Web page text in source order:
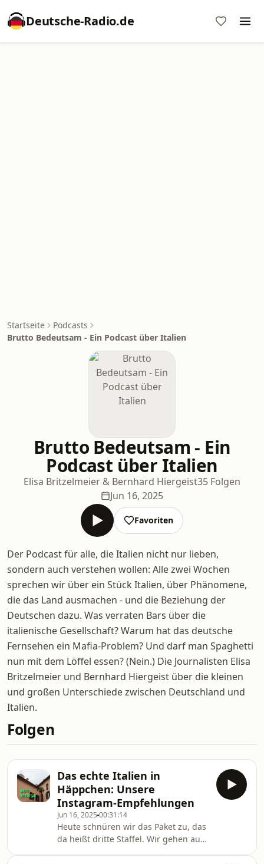
Deutsche-Radio.de
Startseite
Podcasts
Brutto Bedeutsam - Ein Podcast über Italien
Brutto Bedeutsam - Ein
Podcast über Italien
Elisa Britzelmeier & Bernhard Hiergeist35 Folgen
Jun 16, 2025
Favoriten
Der Podcast für alle, die Italien nicht nur lieben,
sondern auch verstehen wollen: Alle zwei Wochen
sprechen wir über ein Stück Italien, über Phänomene,
die das Land ausmachen - und die Beziehung der
Deutschen dazu. Was verraten Bars über die
italienische Gesellschaft? Warum hat das deutsche
Fernsehen ein Mafia-Problem? Und darf man Spaghetti
nun mit dem Löffel essen? (Nein.) Die Journalisten Elisa
Britzelmeier und Bernhard Hiergeist über die kleinen
und großen Unterschiede zwischen Deutschland und
Italien.
Folgen
Das echte Italien in
Häppchen: Unsere
Instagram-Empfehlungen
Jun 16, 2025 00:31:14
Heute schnüren wir das Paket zu, das
da heißt dritte Staffel. Wir gehen auf